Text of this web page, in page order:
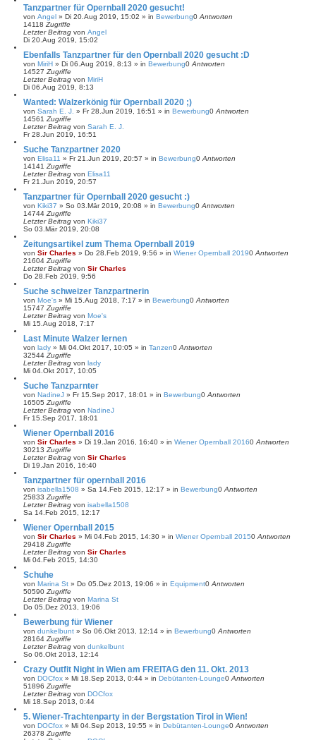
Tanzpartner für Opernball 2020 gesucht!
von Angel » Di 20.Aug 2019, 15:02 » in Bewerbung0 Antworten
14118 Zugriffe
Letzter Beitrag von Angel
Di 20.Aug 2019, 15:02
Ebenfalls Tanzpartner für den Opernball 2020 gesucht :D
von MiriH » Di 06.Aug 2019, 8:13 » in Bewerbung0 Antworten
14527 Zugriffe
Letzter Beitrag von MiriH
Di 06.Aug 2019, 8:13
Wanted: Walzerkönig für Opernball 2020 ;)
von Sarah E. J. » Fr 28.Jun 2019, 16:51 » in Bewerbung0 Antworten
14561 Zugriffe
Letzter Beitrag von Sarah E. J.
Fr 28.Jun 2019, 16:51
Suche Tanzpartner 2020
von Elisa11 » Fr 21.Jun 2019, 20:57 » in Bewerbung0 Antworten
14141 Zugriffe
Letzter Beitrag von Elisa11
Fr 21.Jun 2019, 20:57
Tanzpartner für Opernball 2020 gesucht :)
von Kiki37 » So 03.Mär 2019, 20:08 » in Bewerbung0 Antworten
14744 Zugriffe
Letzter Beitrag von Kiki37
So 03.Mär 2019, 20:08
Zeitungsartikel zum Thema Opernball 2019
von Sir Charles » Do 28.Feb 2019, 9:56 » in Wiener Opernball 20190 Antworten
21604 Zugriffe
Letzter Beitrag von Sir Charles
Do 28.Feb 2019, 9:56
Suche schweizer Tanzpartnerin
von Moe's » Mi 15.Aug 2018, 7:17 » in Bewerbung0 Antworten
15747 Zugriffe
Letzter Beitrag von Moe's
Mi 15.Aug 2018, 7:17
Last Minute Walzer lernen
von lady » Mi 04.Okt 2017, 10:05 » in Tanzen0 Antworten
32544 Zugriffe
Letzter Beitrag von lady
Mi 04.Okt 2017, 10:05
Suche Tanzparnter
von NadineJ » Fr 15.Sep 2017, 18:01 » in Bewerbung0 Antworten
16505 Zugriffe
Letzter Beitrag von NadineJ
Fr 15.Sep 2017, 18:01
Wiener Opernball 2016
von Sir Charles » Di 19.Jan 2016, 16:40 » in Wiener Opernball 20160 Antworten
30213 Zugriffe
Letzter Beitrag von Sir Charles
Di 19.Jan 2016, 16:40
Tanzpartner für opernball 2016
von isabella1508 » Sa 14.Feb 2015, 12:17 » in Bewerbung0 Antworten
25833 Zugriffe
Letzter Beitrag von isabella1508
Sa 14.Feb 2015, 12:17
Wiener Opernball 2015
von Sir Charles » Mi 04.Feb 2015, 14:30 » in Wiener Opernball 20150 Antworten
29418 Zugriffe
Letzter Beitrag von Sir Charles
Mi 04.Feb 2015, 14:30
Schuhe
von Marina St » Do 05.Dez 2013, 19:06 » in Equipment0 Antworten
50590 Zugriffe
Letzter Beitrag von Marina St
Do 05.Dez 2013, 19:06
Bewerbung für Wiener
von dunkelbunt » So 06.Okt 2013, 12:14 » in Bewerbung0 Antworten
28164 Zugriffe
Letzter Beitrag von dunkelbunt
So 06.Okt 2013, 12:14
Crazy Outfit Night in Wien am FREITAG den 11. Okt. 2013
von DOCfox » Mi 18.Sep 2013, 0:44 » in Debütanten-Lounge0 Antworten
51896 Zugriffe
Letzter Beitrag von DOCfox
Mi 18.Sep 2013, 0:44
5. Wiener-Trachtenparty in der Bergstation Tirol in Wien!
von DOCfox » Mi 04.Sep 2013, 19:55 » in Debütanten-Lounge0 Antworten
26378 Zugriffe